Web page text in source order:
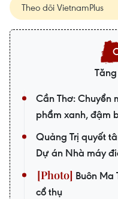
Theo dõi VietnamPlus
Cần Thơ: Chuyển
phẩm xanh, đậm
Quảng Trị quyết
Dự án Nhà máy
Buôn
cổ thụ